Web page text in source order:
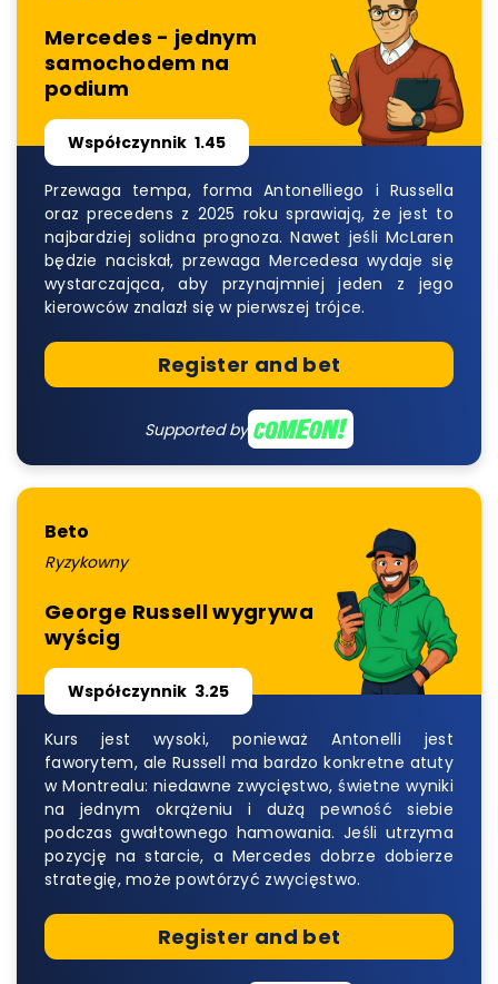
Mercedes - jednym
samochodem na
podium
Współczynnik 1.45
Przewaga tempa, forma Antonelliego i Russella
oraz precedens z 2025 roku sprawiają, że jest to
najbardziej solidna prognoza. Nawet jeśli McLaren
będzie naciskał, przewaga Mercedesa wydaje się
wystarczająca, aby przynajmniej jeden z jego
kierowców znalazł się w pierwszej trójce.
Register and bet
Supported by
Beto
Ryzykowny
George Russell wygrywa
wyścig
Współczynnik 3.25
Kurs jest wysoki, ponieważ Antonelli jest
faworytem, ale Russell ma bardzo konkretne atuty
w Montrealu: niedawne zwycięstwo, świetne wyniki
na jednym okrążeniu i dużą pewność siebie
podczas gwałtownego hamowania. Jeśli utrzyma
pozycję na starcie, a Mercedes dobrze dobierze
strategię, może powtórzyć zwycięstwo.
Register and bet